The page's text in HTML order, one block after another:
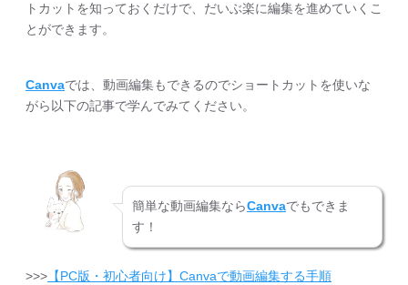
トカットを知っておくだけで、だいぶ楽に編集を進めていくこ
とができます。
Canvaでは、動画編集もできるのでショートカットを使いな
がら以下の記事で学んでみてください。
簡単な動画編集ならCanvaでもできま
す！
>>> 【PC版・初心者向け】Canvaで動画編集する手順